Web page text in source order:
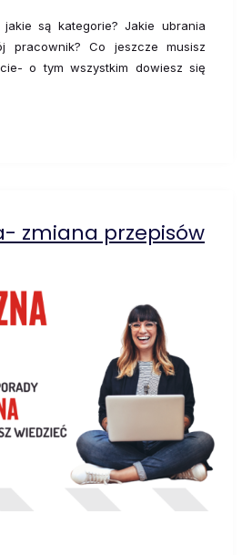
jakie są kategorie? Jakie ubrania
pracownik? Co jeszcze musisz
o tym wszystkim dowiesz się
zmiana przepisów